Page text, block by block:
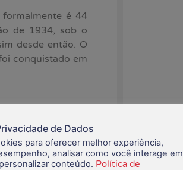
é 44
de 1934, sob o
desde então. O
conquistado em
e 106, ratificadas
deve ser
de Dados
para oferecer melhor experiência,
analisar como você interage em
conteúdo. Política de